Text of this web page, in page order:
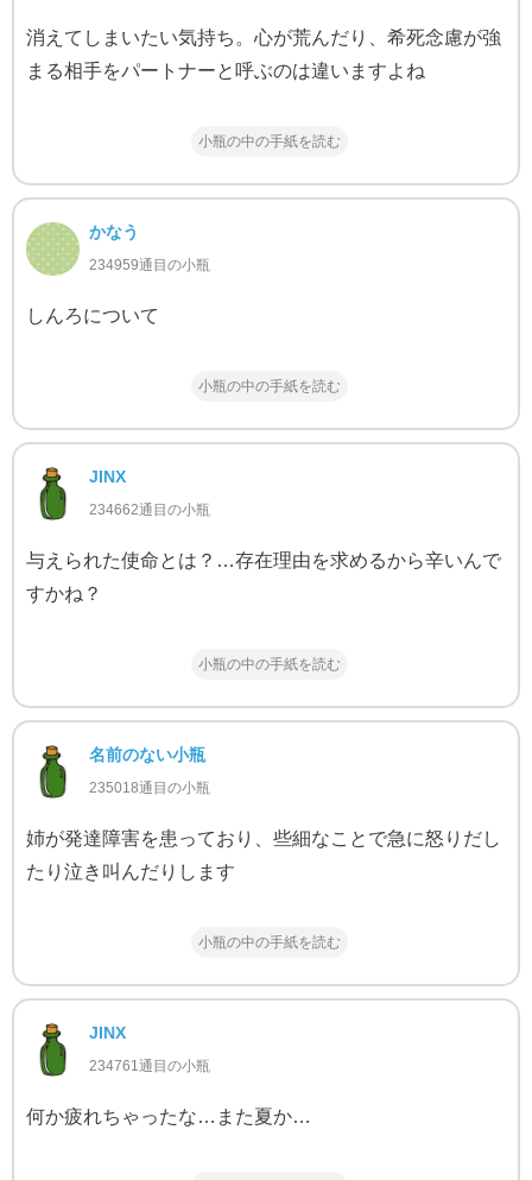
消えてしまいたい気持ち。心が荒んだり、希死念慮が強
まる相手をパートナーと呼ぶのは違いますよね
小瓶の中の手紙を読む
かなう
234959通目の小瓶
しんろについて
小瓶の中の手紙を読む
JINX
234662通目の小瓶
与えられた使命とは？…存在理由を求めるから辛いんで
すかね？
小瓶の中の手紙を読む
名前のない小瓶
235018通目の小瓶
姉が発達障害を患っており、些細なことで急に怒りだし
たり泣き叫んだりします
小瓶の中の手紙を読む
JINX
234761通目の小瓶
何か疲れちゃったな…また夏か…